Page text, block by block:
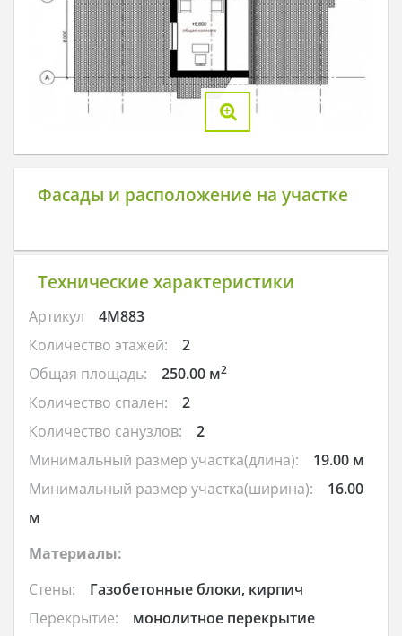
Фасады и расположение на участке
Технические характеристики
Артикул
4M883
Количество этажей:
2
Общая площадь:
250.00 м2
Количество спален:
2
Количество санузлов:
2
Минимальный размер участка(длина):
19.00 м
Минимальный размер участка(ширина):
16.00
м
Материалы:
Стены:
Газобетонные блоки, кирпич
Перекрытие:
монолитное перекрытие